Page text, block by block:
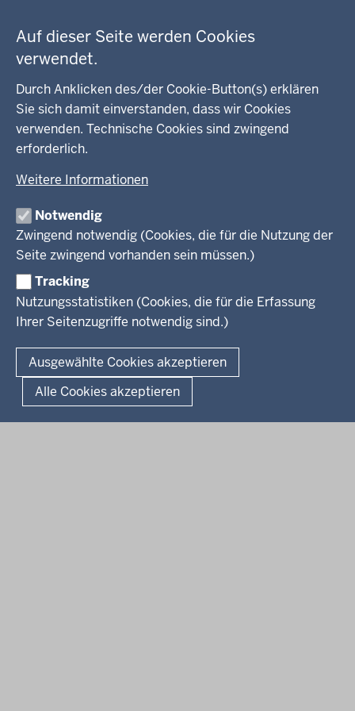
Auf dieser Seite werden Cookies
verwendet.
Durch Anklicken des/der Cookie-Button(s) erklären
Sie sich damit einverstanden, dass wir Cookies
verwenden. Technische Cookies sind zwingend
erforderlich.
Weitere Informationen
Notwendig
Zwingend notwendig (Cookies, die für die Nutzung der
Seite zwingend vorhanden sein müssen.)
Tracking
Nutzungsstatistiken (Cookies, die für die Erfassung
Ihrer Seitenzugriffe notwendig sind.)
Ausgewählte Cookies akzeptieren
Alle Cookies akzeptieren
WEITERE LINKS
Kreis Lippe
Kreis Paderborn
Kreis Minden-Lübbecke
Kreis Gütersloh
Kreis Höxter
Fußzeile
Impressum Datenschutz